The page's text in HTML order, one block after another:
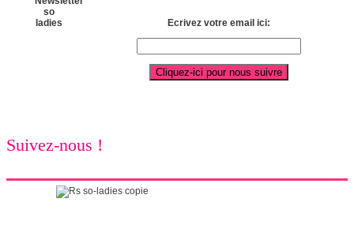
Ecrivez votre email ici:
Suivez-nous !